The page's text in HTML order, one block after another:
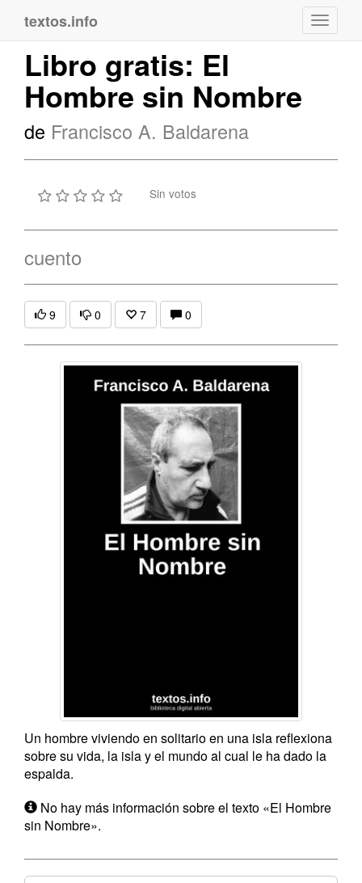
textos.info
Libro gratis: El
Hombre sin Nombre
de Francisco A. Baldarena
Sin votos
cuento
9 0 7 0
Un hombre viviendo en solitario en una isla reflexiona
sobre su vida, la isla y el mundo al cual le ha dado la
espalda.
No hay más información sobre el texto «El Hombre
sin Nombre».